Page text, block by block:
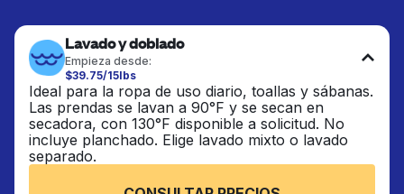
Lavado y doblado
Empieza desde:
$39.75/15lbs
Ideal para la ropa de uso diario, toallas y sábanas.
Las prendas se lavan a 90°F y se secan en
secadora, con 130°F disponible a solicitud. No
incluye planchado. Elige lavado mixto o lavado
separado.